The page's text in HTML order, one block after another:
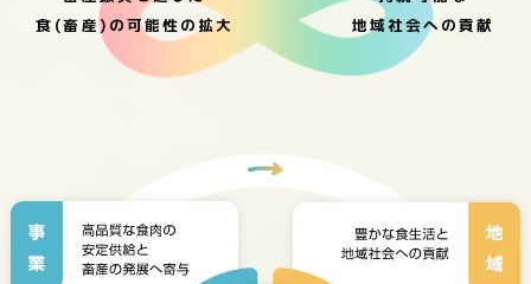
食(畜産)の可能性の拡大
地域社会への貢献